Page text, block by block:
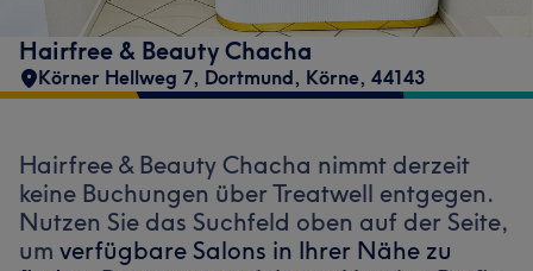
Hairfree & Beauty Chacha
Körner Hellweg 7, Dortmund, Körne, 44143
Hairfree & Beauty Chacha nimmt derzeit
keine Buchungen über Treatwell entgegen.
Nutzen Sie das Suchfeld oben auf der Seite,
um verfügbare Salons in Ihrer Nähe zu